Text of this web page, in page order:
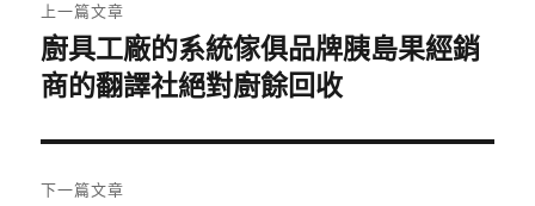
章
導
覽
上一篇文章
上
一
文
章:
廚具工廠的系統傢俱品牌胰島果經銷
商的翻譯社絕對廚餘回收
下一篇文章